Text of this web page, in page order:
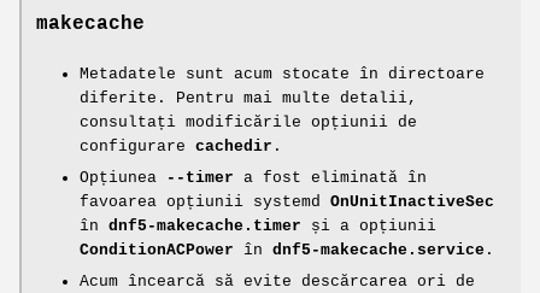
makecache
Metadatele sunt acum stocate în directoare
diferite. Pentru mai multe detalii,
consultați modificările opțiunii de
configurare cachedir .
Opțiunea
--timer a fost eliminată în
favoarea opțiunii systemd OnUnitInactiveSec
în dnf5-makecache.timer și a opțiunii
ConditionACPower în dnf5-makecache.service .
Acum încearcă să evite descărcarea ori de